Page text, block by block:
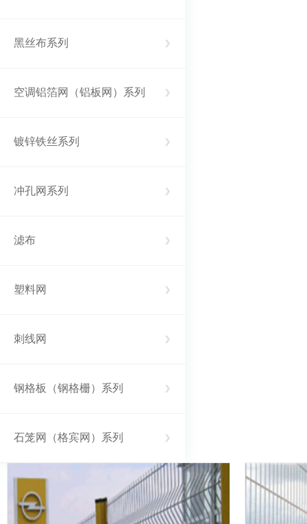
黑丝布系列
空调铝箔网（铝板网）系列
镀锌铁丝系列
冲孔网系列
滤布
塑料网
刺线网
钢格板（钢格栅）系列
石笼网（格宾网）系列